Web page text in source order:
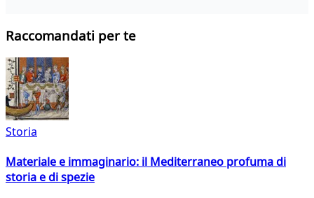
Raccomandati per te
Storia
Materiale e immaginario: il Mediterraneo profuma di
storia e di spezie